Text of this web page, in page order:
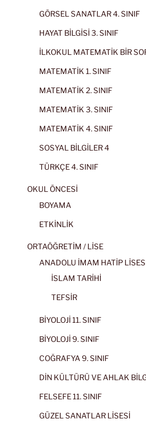
GÖRSEL SANATLAR 4. SINIF
HAYAT BİLGİSİ 3. SINIF
İLKOKUL MATEMATİK BİR
MATEMATİK 1. SINIF
MATEMATİK 2. SINIF
MATEMATİK 3. SINIF
MATEMATİK 4. SINIF
SOSYAL BİLGİLER 4
TÜRKÇE 4. SINIF
OKUL ÖNCESİ
BOYAMA
ETKİNLİK
ORTAÖĞRETİM / LİSE
ANADOLU İMAM HATİP
İSLAM TARİHİ
TEFSİR
BİYOLOJİ 11. SINIF
BİYOLOJİ 9. SINIF
COĞRAFYA 9. SINIF
DİN KÜLTÜRÜ VE AHLAK
FELSEFE 11. SINIF
GÜZEL SANATLAR LİSESİ